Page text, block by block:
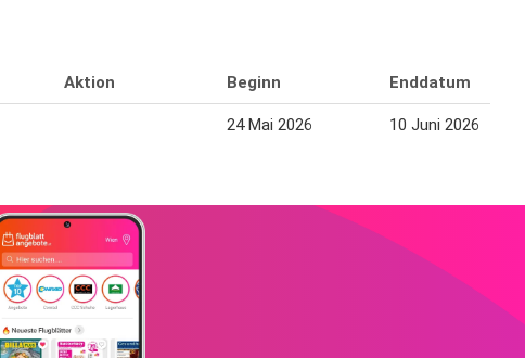
Aktion Beginn Enddatum
24 Mai 2026 10 Juni 2026